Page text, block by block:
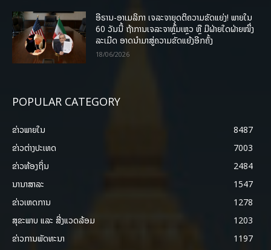
ອີຣານ-ອາເມລິກາ ເຈລະຈາຍຸດຕິຄວາມຂັດແຍ່ງ! ພາຍໃນ
60 ວັນນີ້ ຖ້າການເຈລະຈາຫຼົ້ມເຫຼວ ຫຼື ມີຝ່າຍໃດຝ່າຍໜຶ່ງ
ລະເມີດ ອາດນໍາມາສູ່ຄວາມຂັດແຍ້ງອີກຄັ້ງ
18/06/2026
POPULAR CATEGORY
ຂ່າວພາຍ​ໃນ
8487
ຂ່າວຕ່າງປະເທດ
7003
ຂ່າວທ້ອງຖິ່ນ
2484
ນານາສາລະ
1547
ຂ່າວເຫດການ
1278
ສຸຂະພາບ ແລະ ສີ່ງແວດລ້ອມ
1203
ຂ່າວການພັດທະນາ
1197